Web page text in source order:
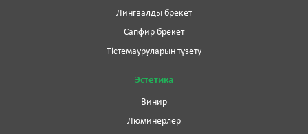
Лингвалды брекет
Сапфир брекет
Тістемауруларын түзету
Эстетика
Винир
Люминерлер